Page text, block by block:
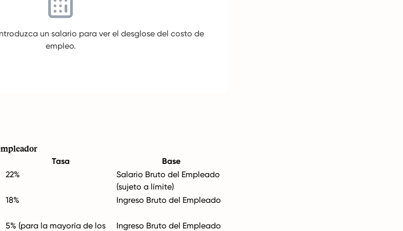
un salario para ver el desglose del costo de
empleo.
Tasa
Base
22%
Salario Bruto del Empleado
(sujeto a límite)
18% Ingreso Bruto del Empleado
5% (para la mayoría de los
Ingreso Bruto del Empleado